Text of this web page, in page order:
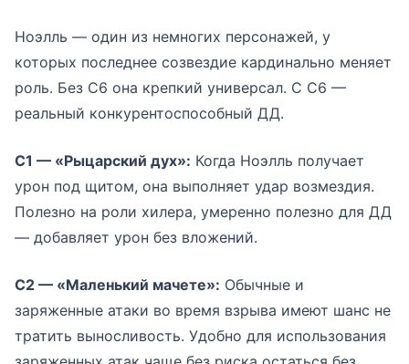
Ноэлль — один из немногих персонажей, у
которых последнее созвездие кардинально меняет
роль. Без С6 она крепкий универсал. С С6 —
реальный конкурентоспособный ДД.
С1 — «Рыцарский дух»: Когда Ноэлль получает
урон под щитом, она выполняет удар возмездия.
Полезно на роли хилера, умеренно полезно для ДД
— добавляет урон без вложений.
С2 — «Маленький мачете»: Обычные и
заряженные атаки во время взрыва имеют шанс не
тратить выносливость. Удобно для использования